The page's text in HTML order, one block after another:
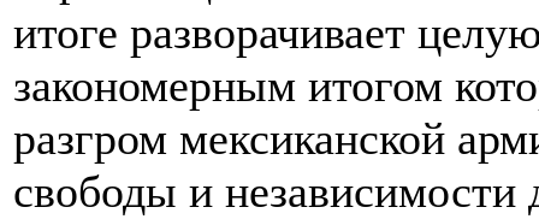
итоге разворачивает
закономерным итогом
разгром мексиканской
свободы и независимости